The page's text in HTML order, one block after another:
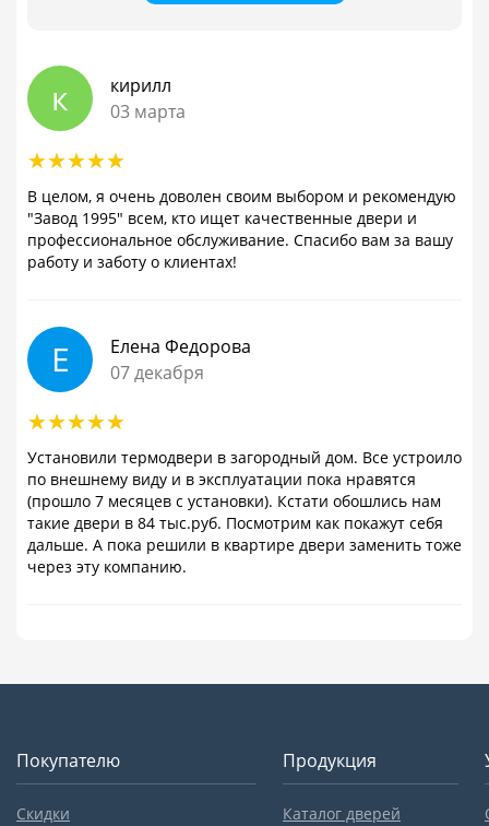
к
кирилл
03 марта
В целом, я очень доволен своим выбором и рекомендую
"Завод 1995" всем, кто ищет качественные двери и
профессиональное обслуживание. Спасибо вам за вашу
работу и заботу о клиентах!
Е
Елена Федорова
07 декабря
Установили термодвери в загородный дом. Все устроило
по внешнему виду и в эксплуатации пока нравятся
(прошло 7 месяцев с установки). Кстати обошлись нам
такие двери в 84 тыс.руб. Посмотрим как покажут себя
дальше. А пока решили в квартире двери заменить тоже
через эту компанию.
Покупателю
Скидки
Продукция
Каталог дверей